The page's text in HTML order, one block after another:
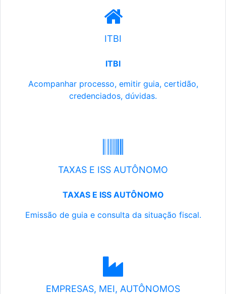
ITBI
ITBI
Acompanhar processo, emitir guia, certidão,
credenciados, dúvidas.
TAXAS E ISS AUTÔNOMO
TAXAS E ISS AUTÔNOMO
Emissão de guia e consulta da situação fiscal.
EMPRESAS, MEI, AUTÔNOMOS